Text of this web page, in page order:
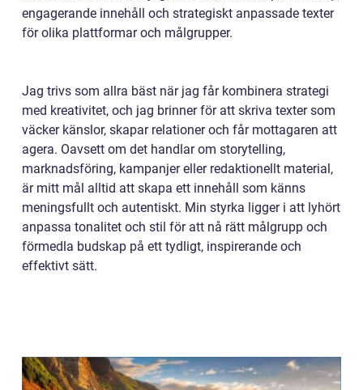
engagerande innehåll och strategiskt anpassade texter
för olika plattformar och målgrupper.
Jag trivs som allra bäst när jag får kombinera strategi
med kreativitet, och jag brinner för att skriva texter som
väcker känslor, skapar relationer och får mottagaren att
agera. Oavsett om det handlar om storytelling,
marknadsföring, kampanjer eller redaktionellt material,
är mitt mål alltid att skapa ett innehåll som känns
meningsfullt och autentiskt. Min styrka ligger i att lyhört
anpassa tonalitet och stil för att nå rätt målgrupp och
förmedla budskap på ett tydligt, inspirerande och
effektivt sätt.